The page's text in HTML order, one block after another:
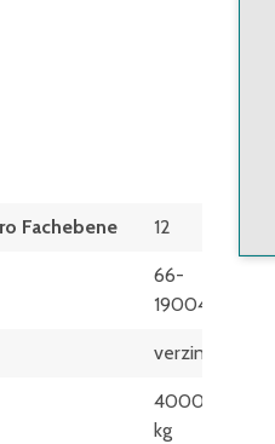
Fachebene 12
66-
19004
verzinkt
4000
kg